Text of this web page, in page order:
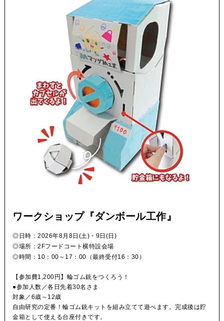
ワークショップ『ダンボール工作』
日時： 2026年8月8日(土)・9日(日)
場所： 2Fフードコート横特設会場
◎時間：10：00～17：00（最終受付16：30）
【参加費1,200円】輪ゴム銃をつくろう！
●参加人数／各日先着30名さま
対象／6歳～12歳
自由研究の定番！輪ゴム銃キットを組み立てて遊べます。完成後は貯
金箱として使える台座付きです。